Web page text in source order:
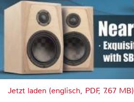
Jetzt laden (englisch, PDF, 7.67 MB)